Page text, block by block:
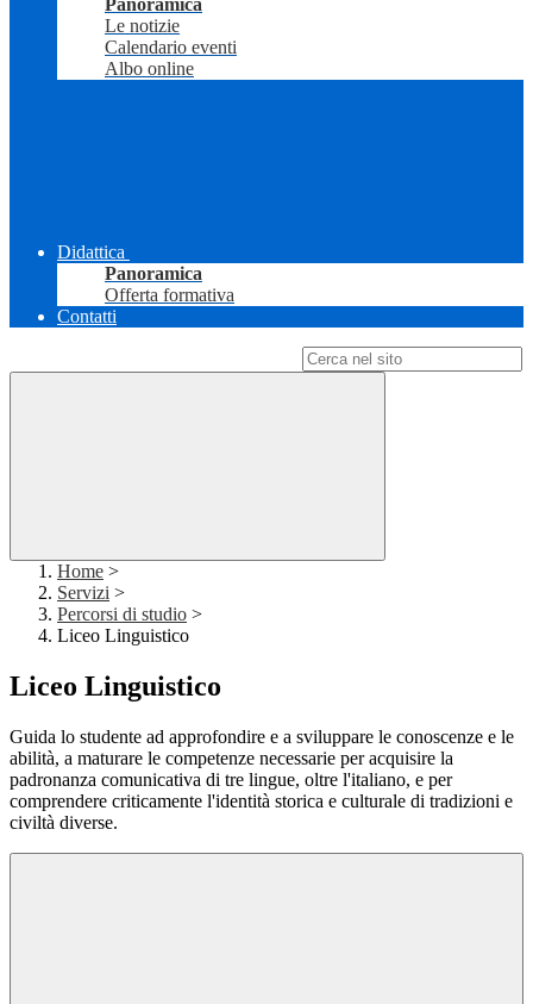
Panoramica
Le notizie
Calendario eventi
Albo online
Didattica
Panoramica
Offerta formativa
Contatti
Home >
Servizi >
Percorsi di studio >
Liceo Linguistico
Liceo Linguistico
Guida lo studente ad approfondire e a sviluppare le conoscenze e le
abilità, a maturare le competenze necessarie per acquisire la
padronanza comunicativa di tre lingue, oltre l'italiano, e per
comprendere criticamente l'identità storica e culturale di tradizioni e
civiltà diverse.